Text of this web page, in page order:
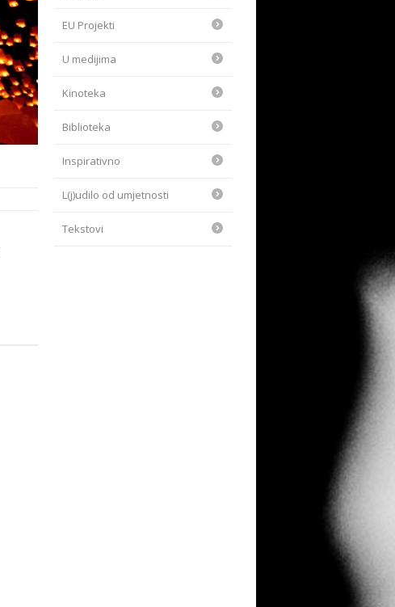
EU Projekti
U medijima
Kinoteka
Biblioteka
Inspirativno
L(j)udilo od umjetnosti
Tekstovi